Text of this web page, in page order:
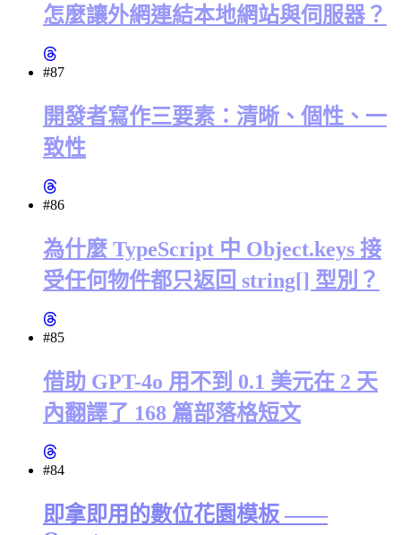
怎麼讓外網連結本地網站與伺服器？
#87
開發者寫作三要素：清晰、個性、一
致性
#86
為什麼 TypeScript 中 Object.keys 接
受任何物件都只返回 string[] 型別？
#85
借助 GPT-4o 用不到 0.1 美元在 2 天
內翻譯了 168 篇部落格短文
#84
即拿即用的數位花園模板 ——